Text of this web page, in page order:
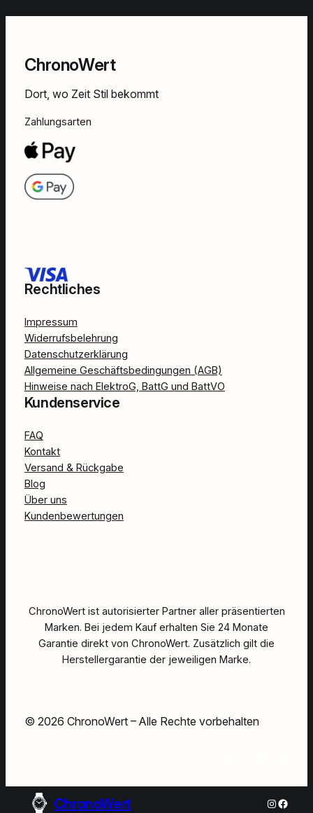
ChronoWert
Dort, wo Zeit Stil bekommt
Zahlungsarten
Rechtliches
Impressum
Widerrufsbelehrung
Datenschutzerklärung
Allgemeine Geschäftsbedingungen (AGB)
Hinweise nach ElektroG, BattG und BattVO
Kundenservice
FAQ
Kontakt
Versand & Rückgabe
Blog
Über uns
Kundenbewertungen
ChronoWert ist autorisierter Partner aller präsentierten
Marken. Bei jedem Kauf erhalten Sie 24 Monate
Garantie direkt von ChronoWert. Zusätzlich gilt die
Herstellergarantie der jeweiligen Marke.
© 2026 ChronoWert – Alle Rechte vorbehalten
ChronoWert